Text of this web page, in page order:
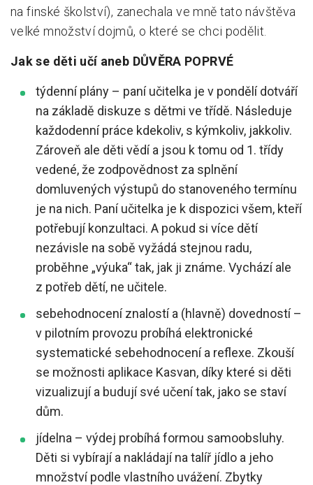
na finské školství), zanechala ve mně tato návštěva
velké množství dojmů, o které se chci podělit.
Jak se děti učí aneb DŮVĚRA POPRVÉ
týdenní plány – paní učitelka je v pondělí dotváří
na základě diskuze s dětmi ve třídě. Následuje
každodenní práce kdekoliv, s kýmkoliv, jakkoliv.
Zároveň ale děti vědí a jsou k tomu od 1. třídy
vedené, že zodpovědnost za splnění
domluvených výstupů do stanoveného termínu
je na nich. Paní učitelka je k dispozici všem, kteří
potřebují konzultaci. A pokud si více dětí
nezávisle na sobě vyžádá stejnou radu,
proběhne „výuka“ tak, jak ji známe. Vychází ale
z potřeb dětí, ne učitele.
sebehodnocení znalostí a (hlavně) dovedností –
v pilotním provozu probíhá elektronické
systematické sebehodnocení a reflexe. Zkouší
se možnosti aplikace Kasvan, díky které si děti
vizualizují a budují své učení tak, jako se staví
dům.
jídelna – výdej probíhá formou samoobsluhy.
Děti si vybírají a nakládají na talíř jídlo a jeho
množství podle vlastního uvážení. Zbytky